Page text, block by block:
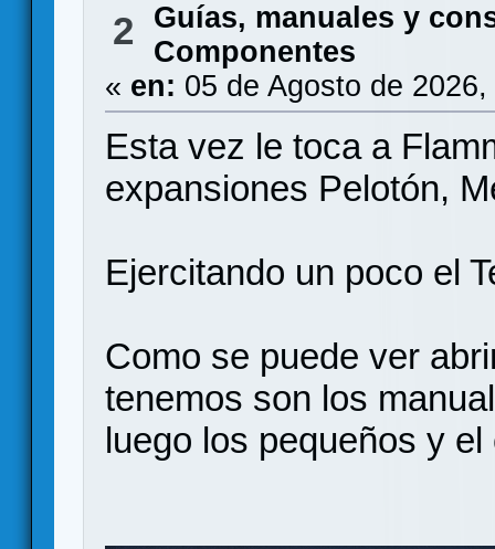
2
Guías, manuales y
Componentes
« en: 05 de Agosto de
Esta vez le toca a
expansiones Pelotón,
Ejercitando un poco el
Como se puede ver
tenemos son los
luego los pequeños y el